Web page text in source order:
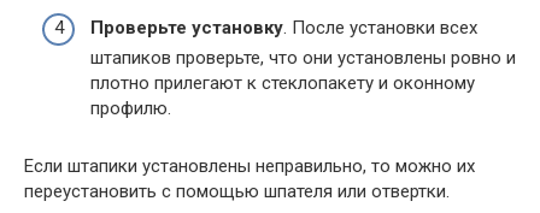
Проверьте установку. После установки всех
штапиков проверьте, что они установлены ровно и
плотно прилегают к стеклопакету и оконному
профилю.
Если штапики установлены неправильно, то можно их
переустановить с помощью шпателя или отвертки.